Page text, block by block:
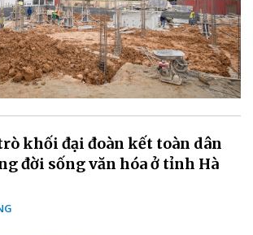
khối đại đoàn kết toàn dân
đời sống văn hóa ở tỉnh Hà